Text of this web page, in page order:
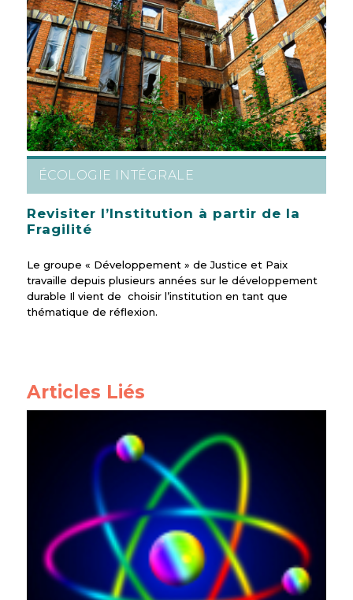
ÉCOLOGIE INTÉGRALE
Revisiter l’Institution à partir de la
Fragilité
Le groupe « Développement » de Justice et Paix
travaille depuis plusieurs années sur le développement
durable Il vient de choisir l’institution en tant que
thématique de réflexion.
Articles Liés